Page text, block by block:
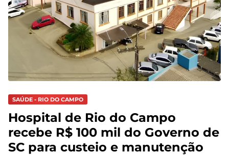
SAÚDE - RIO DO CAMPO
Hospital de Rio do Campo
recebe R$ 100 mil do Governo de
SC para custeio e manutenção